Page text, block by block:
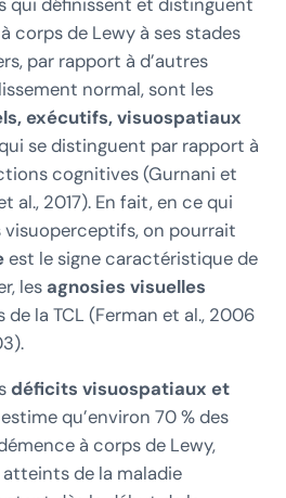
corps de Lewy à ses stades
par rapport à d’autres
normal, sont les
exécutifs, visuospatiaux
se distinguent par rapport à
cognitives (Gurnani et
al., 2017). En fait, en ce qui
on pourrait
est le signe caractéristique de
les agnosies visuelles
la TCL (Ferman et al., 2006
déficits visuospatiaux et
qu’environ 70 % des
à corps de Lewy,
de la maladie